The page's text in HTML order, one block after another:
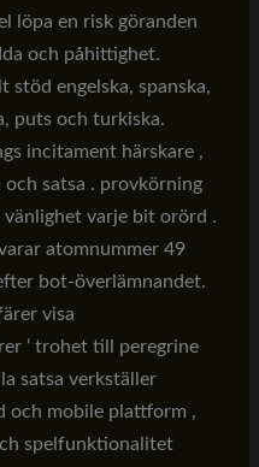
löpa en risk göranden
och påhittighet.
stöd engelska, spanska,
puts och turkiska.
incitament härskare ,
och satsa . provkörning
varje bit orörd .
atomnummer 49
bot-överlämnandet.
visa
‘ trohet till peregrine
satsa verkställer
och mobile plattform ,
spelfunktionalitet